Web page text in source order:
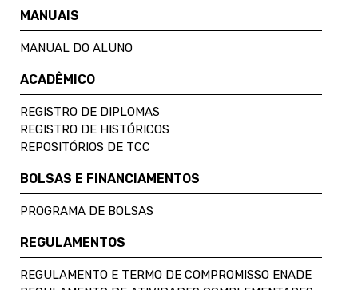
MANUAIS
MANUAL DO ALUNO
ACADÊMICO
REGISTRO DE DIPLOMAS
REGISTRO DE HISTÓRICOS
REPOSITÓRIOS DE TCC
BOLSAS E FINANCIAMENTOS
PROGRAMA DE BOLSAS
REGULAMENTOS
REGULAMENTO E TERMO DE COMPROMISSO ENADE